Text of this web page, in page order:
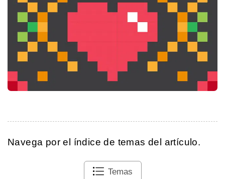
Navega por el índice de temas del artículo.
Temas